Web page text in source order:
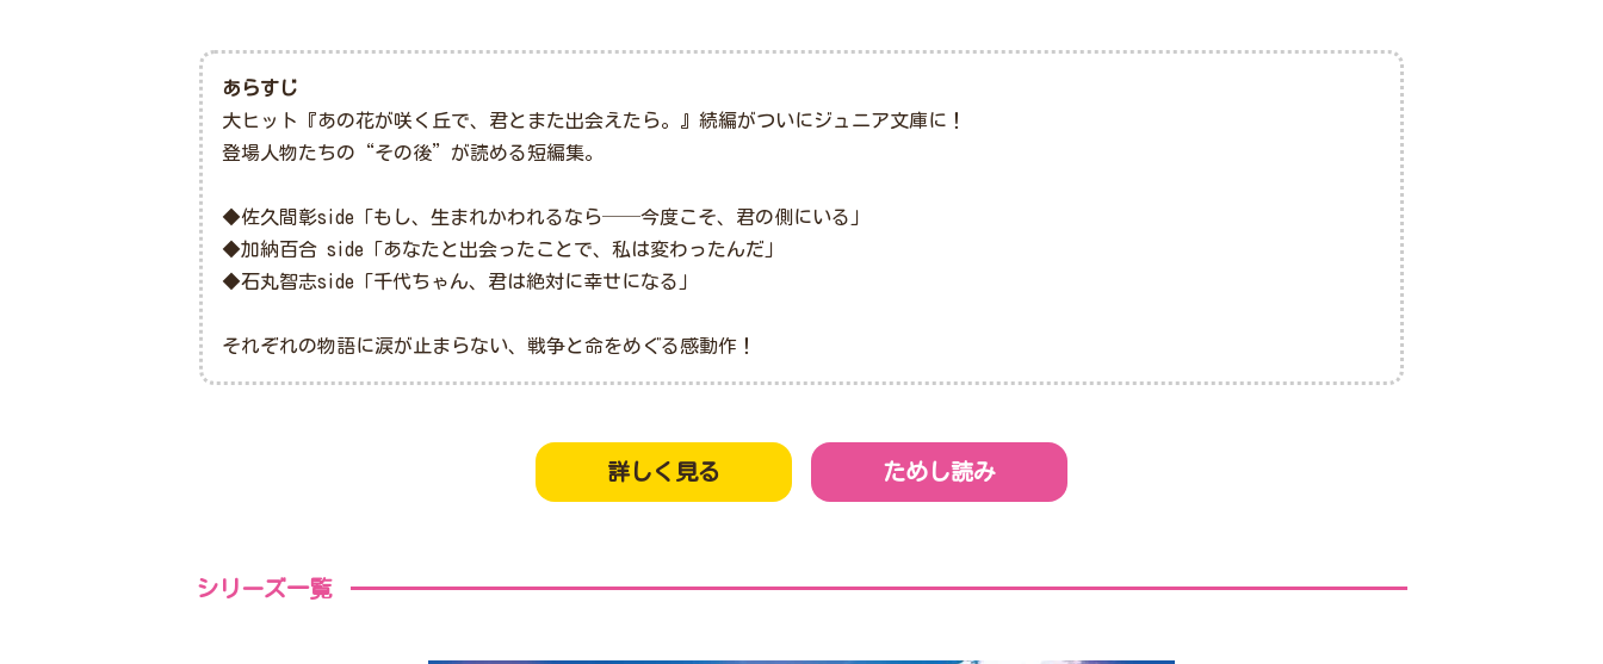
あらすじ
大ヒット『あの花が咲く丘で、君とまた出会えたら。』続編がついにジュニア文庫に！
登場人物たちの“その後”が読める短編集。
◆佐久間彰side「もし、生まれかわれるなら──今度こそ、君の側にいる」
◆加納百合 side「あなたと出会ったことで、私は変わったんだ」
◆石丸智志side「千代ちゃん、君は絶対に幸せになる」
それぞれの物語に涙が止まらない、戦争と命をめぐる感動作！
詳しく見る ためし読み
シリーズ一覧